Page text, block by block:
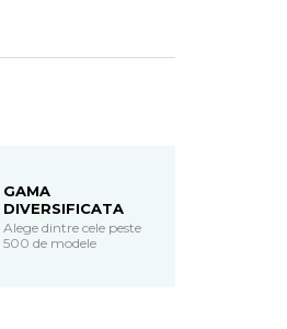
GAMA
DIVERSIFICATA
Alege dintre cele peste
500 de modele